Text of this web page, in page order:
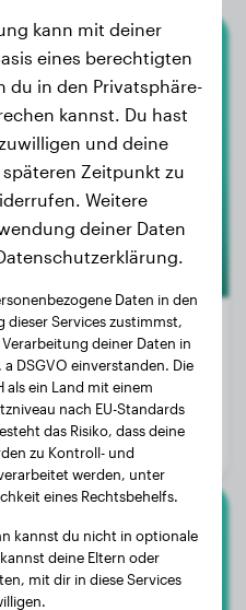
2 Jahre, 9 Monate
kann mit deiner
eines berechtigten
du in den Privatsphäre-
kannst. Du hast
und deine
Zeitpunkt zu
Weitere
deiner Daten
Daten in den
dieser Services zustimmst,
deiner Daten in
DSGVO einverstanden. Die
als ein Land mit einem
nach EU-Standards
das Risiko, dass deine
zu Kontroll- und
werden, unter
eines Rechtsbehelfs.
kannst du nicht in optionale
deine Eltern oder
mit dir in diese Services